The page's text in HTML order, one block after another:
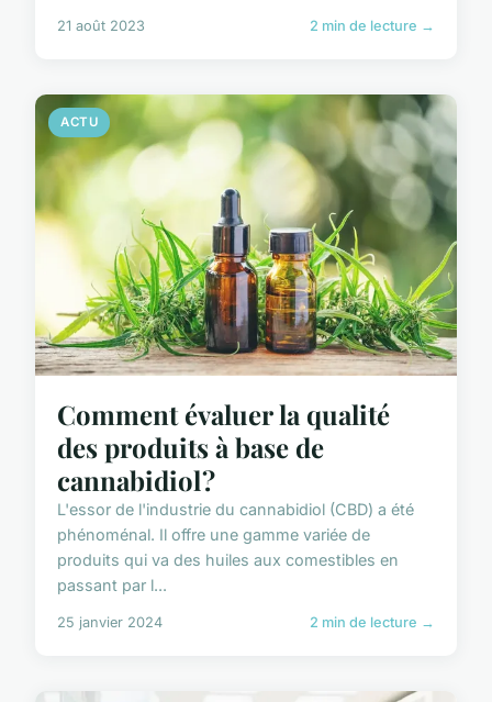
21 août 2023 2 min de lecture →
ACTU
Comment évaluer la qualité
des produits à base de
cannabidiol ?
L'essor de l'industrie du cannabidiol (CBD) a été
phénoménal. Il offre une gamme variée de
produits qui va des huiles aux comestibles en
passant par l...
25 janvier 2024 2 min de lecture →